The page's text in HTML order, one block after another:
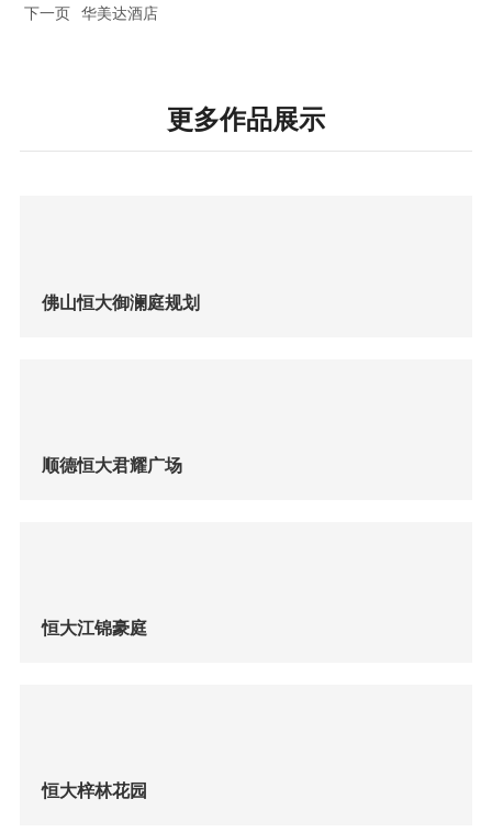
华美达酒店
下一页
更多作品展示
佛山恒大御澜庭规划
顺德恒大君耀广场
恒大江锦豪庭
恒大梓林花园